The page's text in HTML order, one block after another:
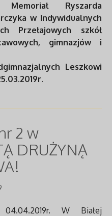
Memoriał Ryszarda
w Indywidualnych
Przełajowych szkół
gimnazjów i
Leszkowi
2 w
DRUŻYNĄ
W Białej